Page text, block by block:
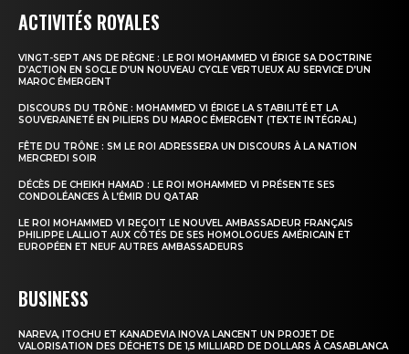
ACTIVITÉS ROYALES
VINGT-SEPT ANS DE RÈGNE : LE ROI MOHAMMED VI ÉRIGE SA DOCTRINE
D’ACTION EN SOCLE D’UN NOUVEAU CYCLE VERTUEUX AU SERVICE D’UN
MAROC ÉMERGENT
DISCOURS DU TRÔNE : MOHAMMED VI ÉRIGE LA STABILITÉ ET LA
SOUVERAINETÉ EN PILIERS DU MAROC ÉMERGENT (TEXTE INTÉGRAL)
FÊTE DU TRÔNE : SM LE ROI ADRESSERA UN DISCOURS À LA NATION
MERCREDI SOIR
DÉCÈS DE CHEIKH HAMAD : LE ROI MOHAMMED VI PRÉSENTE SES
CONDOLÉANCES À L’ÉMIR DU QATAR
LE ROI MOHAMMED VI REÇOIT LE NOUVEL AMBASSADEUR FRANÇAIS
PHILIPPE LALLIOT AUX CÔTÉS DE SES HOMOLOGUES AMÉRICAIN ET
EUROPÉEN ET NEUF AUTRES AMBASSADEURS
BUSINESS
NAREVA, ITOCHU ET KANADEVIA INOVA LANCENT UN PROJET DE
VALORISATION DES DÉCHETS DE 1,5 MILLIARD DE DOLLARS À CASABLANCA